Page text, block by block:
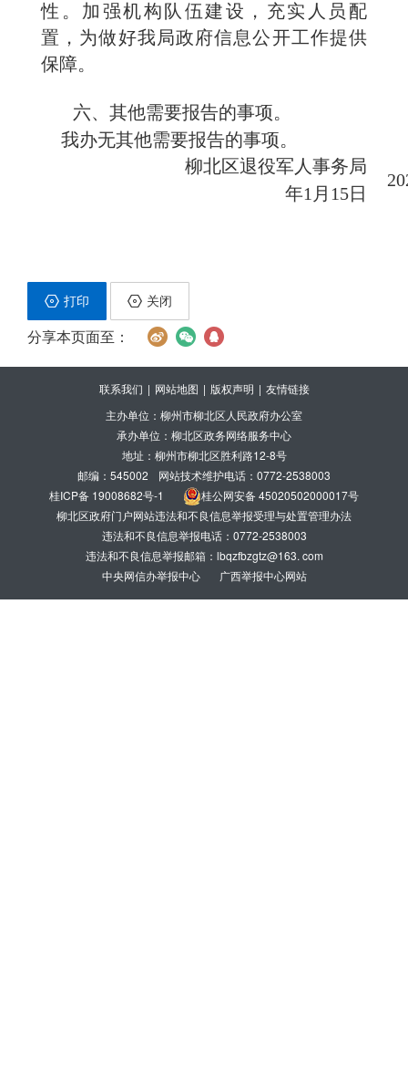
性。加强机构队伍建设，充实人员配
置，为做好我 局政府信息公开工作提供
保障。
六、其他需要报告的事项。
我办无其他需要报告的事项。
柳北区退役军人事务局
年1 月 15日
打印 关闭
分享本页面至：
联系我们 | 网站地图 | 版权声明 | 友情链接
主办单位：柳州市柳北区人民政府办公室
承办单位：柳北区政务网络服务中心
地址：柳州市柳北区胜利路12-8号
邮编：545002
网站技术维护电话：0772-2538003
桂ICP备 19008682号-1
桂公网安备 45020502000017号
柳北区政府门户网站违法和不良信息举报受理与处置管理办法
违法和不良信息举报电话：0772-2538003
违法和不良信息举报邮箱：lbqzfbzgtz@163. com
中央网信办举报中心
广西举报中心网站